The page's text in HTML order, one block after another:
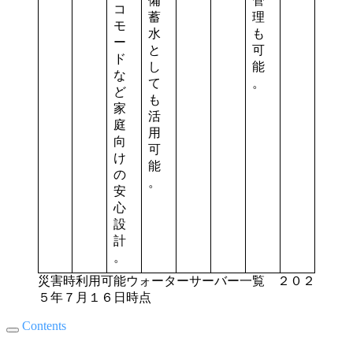
コ
モ
ー
ド
な
ど
家
庭
向
け
の
安
心
設
計
。
蓄
水
と
し
て
も
活
用
可
能
。
理
も
可
能
。
災害時利用可能ウォーターサーバー一覧 ２０２
５年７月１６日時点
Contents